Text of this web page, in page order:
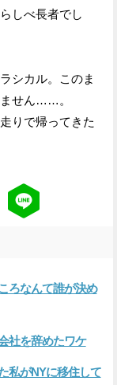
しべ長者でし
シカル。このま
ません……。
りで帰ってきた
ろなんて誰が決め
社を辞めたワケ
私がNYに移住して